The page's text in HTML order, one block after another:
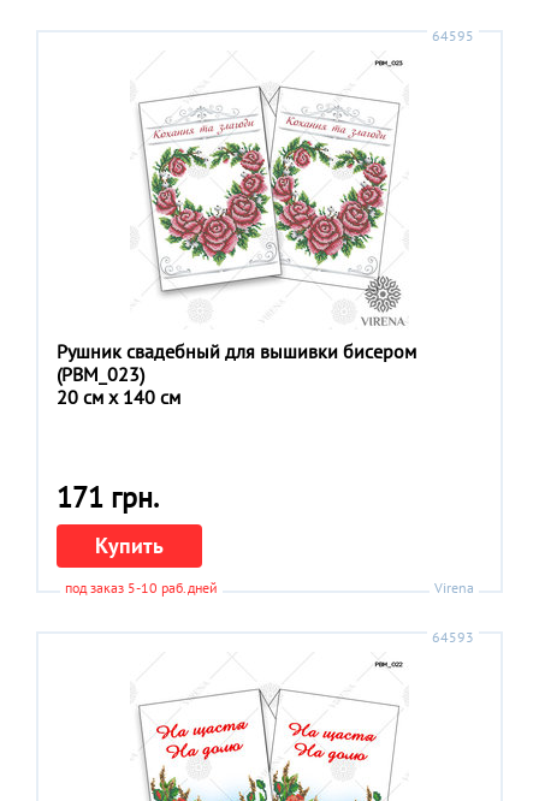
64595
Рушник свадебный для вышивки бисером
(РВМ_023)
20 см x 140 см
171 грн.
Купить
под заказ 5-10 раб.дней Virena
64593